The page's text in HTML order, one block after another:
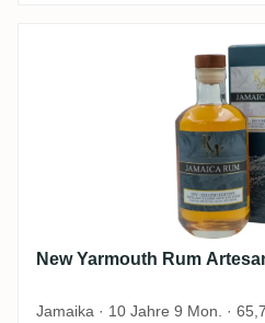
New Yarmouth Rum
New Yarmouth Rum
Jamaika · 10 Jahre 9 Mon. ·